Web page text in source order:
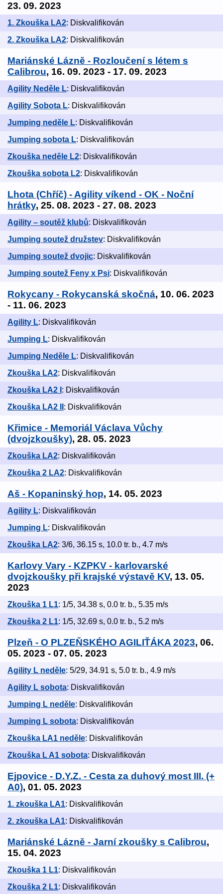
23. 09. 2023
1. Zkouška LA2: Diskvalifikován
2. Zkouška LA2: Diskvalifikován
Mariánské Lázně - Rozloučení s létem s
Calibrou, 16. 09. 2023 - 17. 09. 2023
Agility Neděle L: Diskvalifikován
Agility Sobota L: Diskvalifikován
Jumping neděle L: Diskvalifikován
Jumping sobota L: Diskvalifikován
Zkouška neděle L2: Diskvalifikován
Zkouška sobota L2: Diskvalifikován
Lhota (Chříč) - Agility víkend - OK - Noční
hrátky, 25. 08. 2023 - 27. 08. 2023
Agility – soutěž klubů: Diskvalifikován
Jumping soutež družstev: Diskvalifikován
Jumping soutež dvojic: Diskvalifikován
Jumping soutež Feny x Psi: Diskvalifikován
Rokycany - Rokycanská skočná, 10. 06. 2023
- 11. 06. 2023
Agility L: Diskvalifikován
Jumping L: Diskvalifikován
Jumping Neděle L: Diskvalifikován
Zkouška LA2: Diskvalifikován
Zkouška LA2 I : Diskvalifikován
Zkouška LA2 II : Diskvalifikován
Křimice - Memoriál Václava Vůchy
(dvojzkoušky), 28. 05. 2023
Zkouška LA2: Diskvalifikován
Zkouška 2 LA2: Diskvalifikován
Aš - Kopaninský hop, 14. 05. 2023
Agility L: Diskvalifikován
Jumping L: Diskvalifikován
Zkouška LA2: 3/6, 36.15 s, 10.0 tr. b., 4.7 m/s
Karlovy Vary - KZPKV - karlovarské
dvojzkoušky při krajské výstavě KV, 13. 05.
2023
Zkouška 1 L1: 1/5, 34.38 s, 0.0 tr. b., 5.35 m/s
Zkouška 2 L1: 1/5, 32.69 s, 0.0 tr. b., 5.2 m/s
Plzeň - O PLZEŇSKÉHO AGILIŤÁKA 2023, 06.
05. 2023 - 07. 05. 2023
Agility L neděle: 5/29, 34.91 s, 5.0 tr. b., 4.9 m/s
Agility L sobota: Diskvalifikován
Jumping L neděle: Diskvalifikován
Jumping L sobota: Diskvalifikován
Zkouška LA1 neděle: Diskvalifikován
Zkouška L A1 sobota: Diskvalifikován
Ejpovice - D.Y.Z. - Cesta za duhový most III. (+
A0), 01. 05. 2023
1. zkouška LA1: Diskvalifikován
2. zkouška LA1: Diskvalifikován
Mariánské Lázně - Jarní zkoušky s Calibrou,
15. 04. 2023
Zkouška 1 L1: Diskvalifikován
Zkouška 2 L1: Diskvalifikován